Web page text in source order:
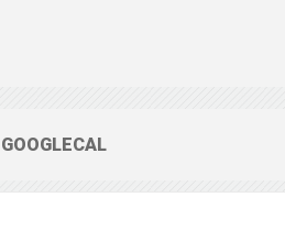
GOOGLECAL